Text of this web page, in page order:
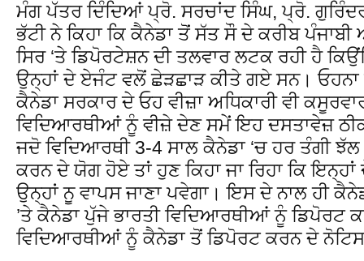
ਮੰਗ ਪੱਤਰ ਦਿੰਦਿਆਂ ਪ੍ਰੋ. ਸਰਚਾਂਦ ਸਿੰਘ, ਪ੍ਰੋ.
ਭੱਟੀ ਨੇ ਕਿਹਾ ਕਿ ਕੈਨੇਡਾ ਤੋਂ ਸੱਤ ਸੌ ਦੇ ਕਰੀਬ
ਸਿਰ ‘ਤੇ ਡਿਪੋਰਟੇਸ਼ਨ ਦੀ ਤਲਵਾਰ ਲਟਕ ਰਹੀ ਹੈ
ਉਨ੍ਹਾਂ ਦੇ ਏਜੰਟ ਵਲੋਂ ਛੇੜਛਾੜ ਕੀਤੇ ਗਏ ਸਨ। ਓਹਨਾ
ਕੈਨੇਡਾ ਸਰਕਾਰ ਦੇ ਓਹ ਵੀਜ਼ਾ ਅਧਿਕਾਰੀ ਵੀ
ਵਿਦਿਆਰਥੀਆਂ ਨੂੰ ਵੀਜ਼ੇ ਦੇਣ ਸਮੇਂ ਇਹ ਦਸਤਾਵੇਜ਼
ਜਦੋ ਵਿਦਿਆਰਥੀ 3-4 ਸਾਲ ਕੈਨੇਡਾ ‘ਚ ਹਰ ਤੰਗੀ
ਕਰਨ ਦੇ ਯੋਗ ਹੋਏ ਤਾਂ ਹੁਣ ਕਿਹਾ ਜਾ ਰਿਹਾ ਕਿ
ਉਨ੍ਹਾਂ ਨੂ ਵਾਪਸ ਜਾਣਾ ਪਵੇਗਾ। ਇਸ ਦੇ ਨਾਲ ਹੀ
’ਤੇ ਕੈਨੇਡਾ ਪੁੱਜੇ ਭਾਰਤੀ ਵਿਦਿਆਰਥੀਆਂ ਨੂੰ ਡਿਪੋਰਟ
ਵਿਦਿਆਰਥੀਆਂ ਨੂੰ ਕੈਨੇਡਾ ਤੋਂ ਡਿਪੋਰਟ ਕਰਨ ਦੇ